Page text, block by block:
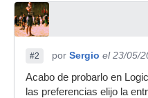
#2 por Sergio el 23/05/
Acabo de probarlo en
las preferencias elijo la